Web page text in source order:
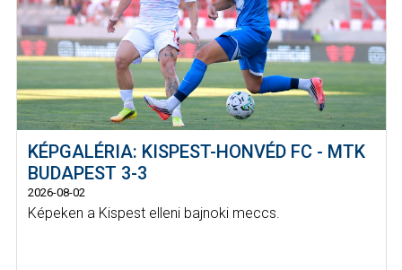
KÉPGALÉRIA: KISPEST-HONVÉD FC - MTK
BUDAPEST 3-3
2026-08-02
Képeken a Kispest elleni bajnoki meccs.